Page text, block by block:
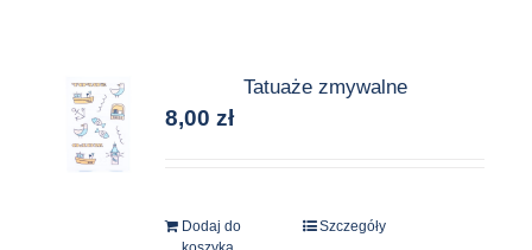
Tatuaże zmywalne
8,00zł
Dodaj do
Szczegóły